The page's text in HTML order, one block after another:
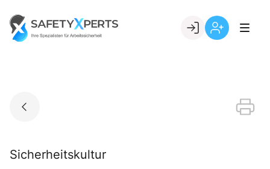
content
Go to landing page.
Sicherheitskultur